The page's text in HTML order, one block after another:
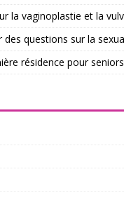
la vaginoplastie et la
questions sur la
résidence pour